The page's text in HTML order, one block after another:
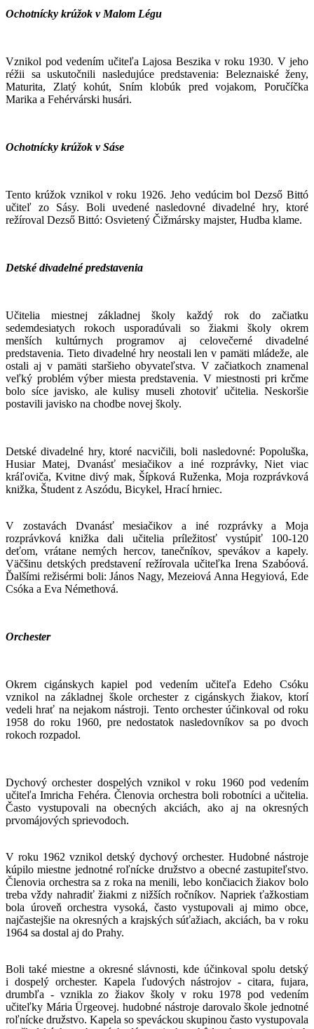
Ochotnícky krúžok v Malom Légu
Vznikol pod vedením učiteľa Lajosa Beszika v roku 1930. V jeho
réžii sa uskutočnili nasledujúce predstavenia: Beleznaiské ženy,
Maturita, Zlatý kohút, Sním klobúk pred vojakom, Poručíčka
Marika a Fehérvárski husári.
Ochotnícky krúžok v Sáse
Tento krúžok vznikol v roku 1926. Jeho vedúcim bol Dezső Bittó
učiteľ zo Sásy. Boli uvedené nasledovné divadelné hry, ktoré
režíroval Dezső Bittó: Osvietený Čižmársky majster, Hudba klame.
Detské divadelné predstavenia
Učitelia miestnej základnej školy každý rok do začiatku
sedemdesiatych rokoch usporadúvali so žiakmi školy okrem
menších kultúrnych programov aj celovečerné divadelné
predstavenia. Tieto divadelné hry neostali len v pamäti mládeže, ale
ostali aj v pamäti staršieho obyvateľstva. V začiatkoch znamenal
veľký problém výber miesta predstavenia. V miestnosti pri krčme
bolo síce javisko, ale kulisy museli zhotoviť učitelia. Neskoršie
postavili javisko na chodbe novej školy.
Detské divadelné hry, ktoré nacvičili, boli nasledovné: Popoluška,
Husiar Matej, Dvanásť mesiačikov a iné rozprávky, Niet viac
kráľoviča, Kvitne divý mak, Šípková Ruženka, Moja rozprávková
knižka, Študent z Aszódu, Bicykel, Hrací hrniec.
V zostavách Dvanásť mesiačikov a iné rozprávky a Moja
rozprávková knižka dali učitelia príležitosť vystúpiť 100-120
deťom, vrátane nemých hercov, tanečníkov, spevákov a kapely.
Väčšinu detských predstavení režírovala učiteľka Irena Szabóová.
Ďalšími režisérmi boli: János Nagy, Mezeiová Anna Hegyiová, Ede
Csóka a Eva Némethová.
Orchester
Okrem cigánskych kapiel pod vedením učiteľa Edeho Csóku
vznikol na základnej škole orchester z cigánskych žiakov, ktorí
vedeli hrať na nejakom nástroji. Tento orchester účinkoval od roku
1958 do roku 1960, pre nedostatok nasledovníkov sa po dvoch
rokoch rozpadol.
Dychový orchester dospelých vznikol v roku 1960 pod vedením
učiteľa Imricha Fehéra. Členovia orchestra boli robotníci a učitelia.
Často vystupovali na obecných akciách, ako aj na okresných
prvomájových sprievodoch.
V roku 1962 vznikol detský dychový orchester. Hudobné nástroje
kúpilo miestne jednotné roľnícke družstvo a obecné zastupiteľstvo.
Členovia orchestra sa z roka na menili, lebo končiacich žiakov bolo
treba vždy nahradiť žiakmi z nižších ročníkov. Napriek ťažkostiam
bola úroveň orchestra vysoká, často vystupovali aj mimo obce,
najčastejšie na okresných a krajských súťažiach, akciách, ba v roku
1964 sa dostal aj do Prahy.
Boli také miestne a okresné slávnosti, kde účinkoval spolu detský
i dospelý orchester. Kapela ľudových nástrojov - citara, fujara,
drumbľa - vznikla zo žiakov školy v roku 1978 pod vedením
učiteľky Mária Ürgeovej. hudobné nástroje darovalo škole jednotné
roľnícke družstvo. Kapela so speváckou skupinou často vystupovala